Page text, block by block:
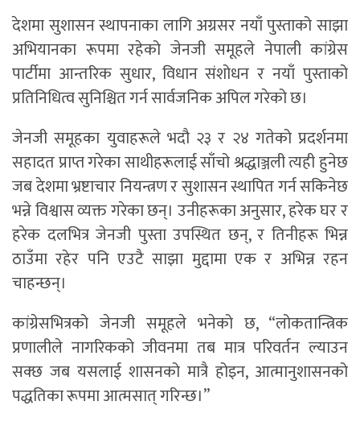
देशमा सुशासन स्थापनाका लागि अग्रसर नयाँ पुस्ताको साझा
अभियानका रूपमा रहेको जेनजी समूहले नेपाली कांग्रेस
पार्टीमा आन्तरिक सुधार, विधान संशोधन र नयाँ पुस्ताको
प्रतिनिधित्व सुनिश्चित गर्न सार्वजनिक अपिल गरेको छ।
जेनजी समूहका युवाहरूले भदौ २३ र २४ गतेको प्रदर्शनमा
सहादत प्राप्त गरेका साथीहरूलाई साँचो श्रद्धाञ्जली त्यही हुनेछ
जब देशमा भ्रष्टाचार नियन्त्रण र सुशासन स्थापित गर्न सकिनेछ
भन्ने विश्वास व्यक्त गरेका छन्। उनीहरूका अनुसार, हरेक घर र
हरेक दलभित्र जेनजी पुस्ता उपस्थित छन्, र तिनीहरू भिन्न
ठाउँमा रहेर पनि एउटै साझा मुद्दामा एक र अभिन्न रहन
चाहन्छन्।
कांग्रेसभित्रको जेनजी समूहले भनेको छ, “लोकतान्त्रिक
प्रणालीले नागरिकको जीवनमा तब मात्र परिवर्तन ल्याउन
सक्छ जब यसलाई शासनको मात्रै होइन, आत्मानुशासनको
पद्धतिका रूपमा आत्मसात् गरिन्छ।”